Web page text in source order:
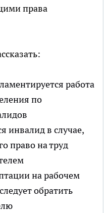
права
работа
по
инвалид в случае,
право на труд
на рабочем
обратить